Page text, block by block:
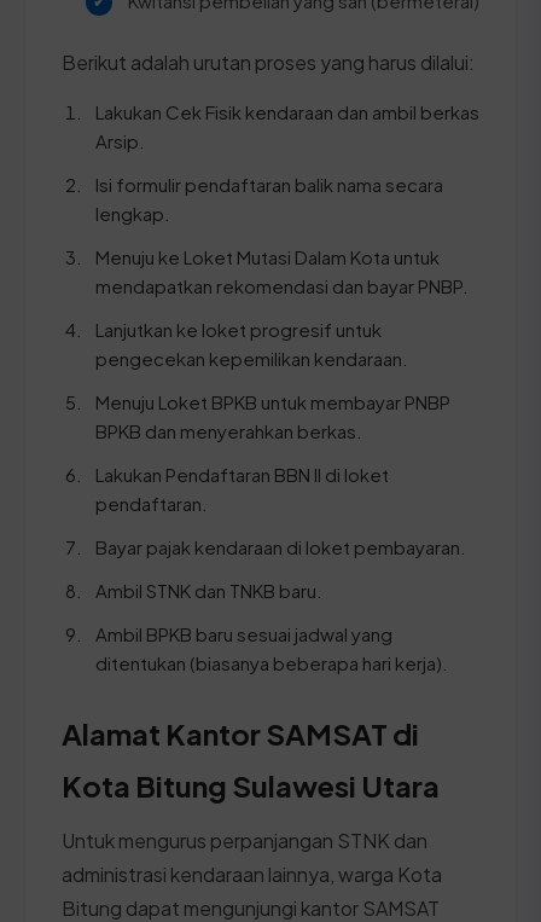
Berikut adalah urutan proses yang harus dilalui:
Lakukan Cek Fisik kendaraan dan ambil berkas
Arsip.
Isi formulir pendaftaran balik nama secara
lengkap.
Menuju ke Loket Mutasi Dalam Kota untuk
mendapatkan rekomendasi dan bayar PNBP.
Lanjutkan ke loket progresif untuk
pengecekan kepemilikan kendaraan.
Menuju Loket BPKB untuk membayar PNBP
BPKB dan menyerahkan berkas.
Lakukan Pendaftaran BBN II di loket
pendaftaran.
Bayar pajak kendaraan di loket pembayaran.
Ambil STNK dan TNKB baru.
Ambil BPKB baru sesuai jadwal yang
ditentukan (biasanya beberapa hari kerja).
Alamat Kantor SAMSAT di
Kota Bitung Sulawesi Utara
Untuk mengurus perpanjangan STNK dan
administrasi kendaraan lainnya, warga Kota
Bitung dapat mengunjungi kantor SAMSAT